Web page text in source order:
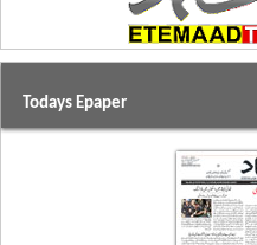
Todays Epaper